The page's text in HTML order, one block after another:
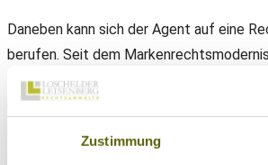
Zustimmung
Daneben kann sich der Agent auf eine
berufen. Seit dem
Kraft seit dem 14.01.2020) ist diese
im Gesetz verankert. Wann eine